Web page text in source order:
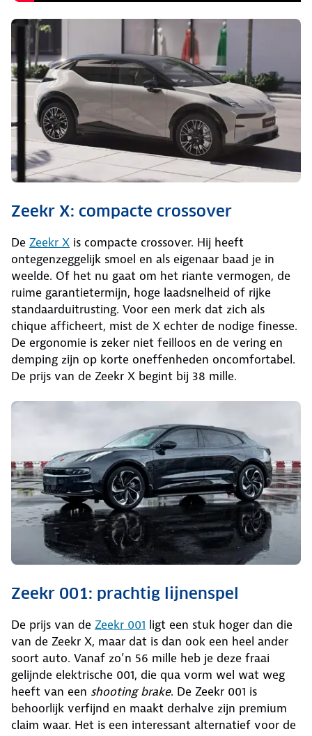
Zeekr X: compacte crossover
De Zeekr X is compacte crossover. Hij heeft
ontegenzeggelijk smoel en als eigenaar baad je in
weelde. Of het nu gaat om het riante vermogen, de
ruime garantietermijn, hoge laadsnelheid of rijke
standaarduitrusting. Voor een merk dat zich als
chique afficheert, mist de X echter de nodige finesse.
De ergonomie is zeker niet feilloos en de vering en
demping zijn op korte oneffenheden oncomfortabel.
De prijs van de Zeekr X begint bij 38 mille.
Zeekr 001: prachtig lijnenspel
De prijs van de Zeekr 001 ligt een stuk hoger dan die
van de Zeekr X, maar dat is dan ook een heel ander
soort auto. Vanaf zo’n 56 mille heb je deze fraai
gelijnde elektrische 001, die qua vorm wel wat weg
heeft van een shooting brake. De Zeekr 001 is
behoorlijk verfijnd en maakt derhalve zijn premium
claim waar. Het is een interessant alternatief voor de